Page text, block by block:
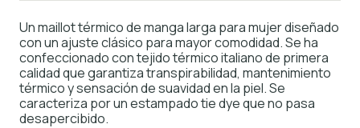
Un maillot térmico de manga larga para mujer diseñado
con un ajuste clásico para mayor comodidad. Se ha
confeccionado con tejido térmico italiano de primera
calidad que garantiza transpirabilidad, mantenimiento
térmico y sensación de suavidad en la piel. Se
caracteriza por un estampado tie dye que no pasa
desapercibido.